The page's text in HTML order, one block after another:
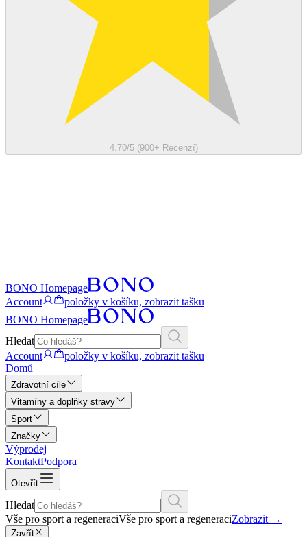
4.70/5 (900+ Recenzí)
BONO Homepage
Account
položky v košíku, zobrazit tašku
BONO Homepage
Hledat
Account
položky v košíku, zobrazit tašku
Domů
Zdravotní cíle
Vitamíny a doplňky stravy
Sport
Značky
Výprodej
KontaktPodpora
Otevřít
Hledat
Vše pro sport a regeneraciVše pro sport a regeneraciZobrazit →
Zavřít